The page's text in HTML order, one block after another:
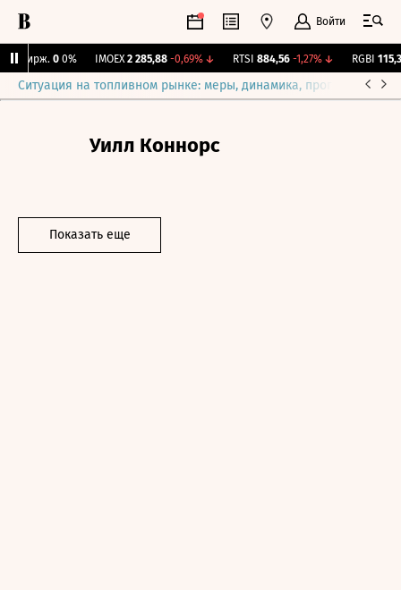
Войти
Бирж. 0 0% IMOEX 2 285,88 -0,69%↓ RTSI 884,56 -1,27%↓ RGBI 115,39
Ситуация на топливном рынке: меры, динамика, прогнозы
Уилл Коннорс
Показать еще